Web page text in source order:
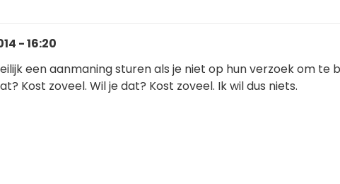
- 16:20
een aanmaning sturen als je niet op hun verzoek om te
Kost zoveel. Wil je dat? Kost zoveel. Ik wil dus niets.